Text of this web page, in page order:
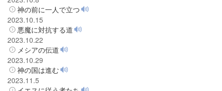
神の前に一人で立つ
2023.10.15
悪魔に対抗する道
2023.10.22
メシアの伝道
2023.10.29
神の国は進む
2023.11.5